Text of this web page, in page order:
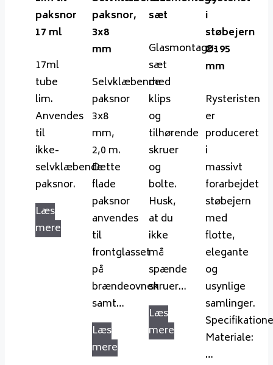
paksnor
17 ml
17ml
tube
lim.
Anvendes
til
ikke-
selvklæbende
paksnor.
Læs
mere
paksnor,
3x8
mm
Selvklæbende
paksnor
3x8
mm,
2,0 m.
Dette
flade
paksnor
anvendes
til
frontglasset
på
brændeovnen
samt…
Læs
mere
sæt
Glasmontage-
sæt
med
klips
og
tilhørende
skruer
og
bolte.
Husk,
at du
ikke
må
spænde
skruer…
Læs
mere
i
støbejern
Ø195
mm
Rysteristen
er
produceret
i
massivt
forarbejdet
støbejern
med
flotte,
elegante
og
usynlige
samlinger.
Materiale:
…